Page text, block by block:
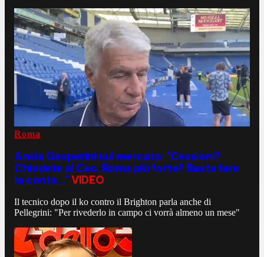
Roma
Ansia Gasperini sul mercato: "Cessioni?
Chiedete al Ceo. Roma più forte? Basta fare
la conta..."VIDEO
Il tecnico dopo il ko contro il Brighton parla anche di
Pellegrini: "Per rivederlo in campo ci vorrà almeno un mese"